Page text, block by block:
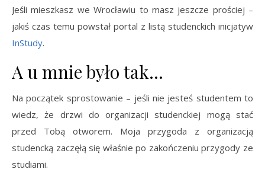
Jeśli mieszkasz we Wrocławiu to masz jeszcze prościej –
jakiś czas temu powstał portal z listą studenckich inicjatyw
InStudy.
A u mnie było tak…
Na początek sprostowanie – jeśli nie jesteś studentem to
wiedz, że drzwi do organizacji studenckiej mogą stać
przed Tobą otworem. Moja przygoda z organizacją
studencką zaczęłą się właśnie po zakończeniu przygody ze
studiami.